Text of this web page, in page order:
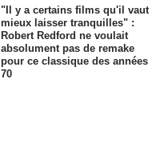
"Il y a certains films qu'il vaut
mieux laisser tranquilles" :
Robert Redford ne voulait
absolument pas de remake
pour ce classique des années
70